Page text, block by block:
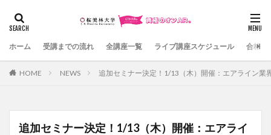
ホーム 受講までの流れ 全講座一覧 ライブ講座スケジュール 合格体
HOME NEWS 追加セミナー決定！1/13（木）開催：エアライン業
追加セミナー決定！1/13（木）開催：エアライ
カテゴリー